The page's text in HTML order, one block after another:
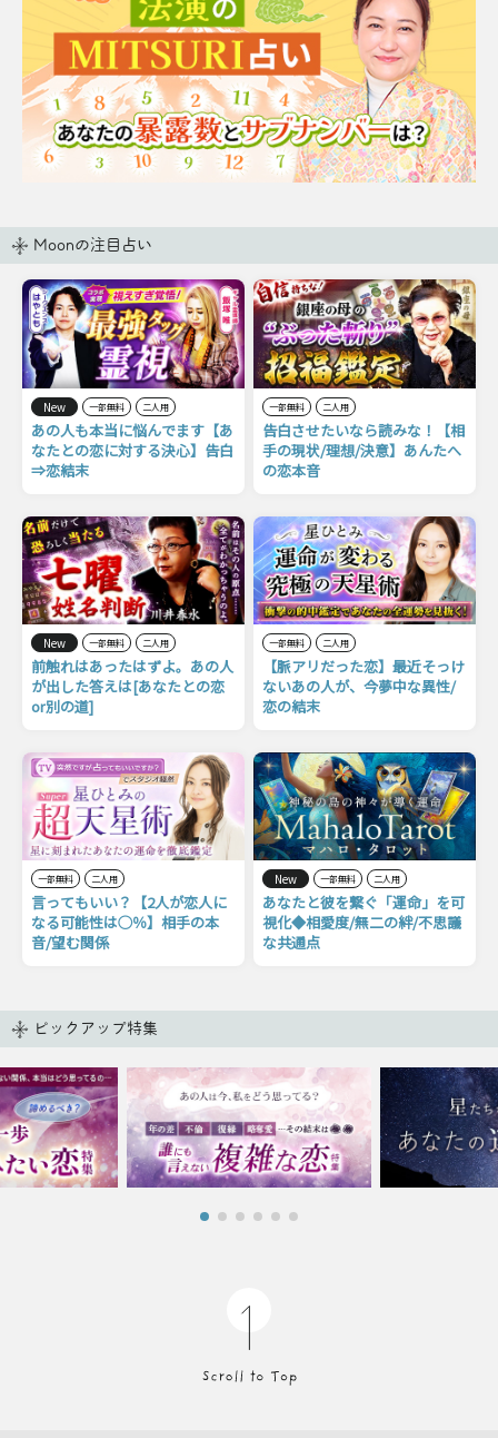
Moonの注目占い
New 一部無料 二人用
あの人も本当に悩んでます【あ
なたとの恋に対する決心】告白
⇒恋結末
一部無料 二人用
告白させたいなら読みな！【相
手の現状/理想/決意】あんたへ
の恋本音
New 一部無料 二人用
前触れはあったはずよ。あの人
が出した答えは[あなたとの恋
or別の道]
一部無料 二人用
【脈アリだった恋】最近そっけ
ないあの人が、今夢中な異性/
恋の結末
一部無料 二人用
言ってもいい？【2人が恋人に
なる可能性は◯％】相手の本
音/望む関係
New 一部無料 二人用
あなたと彼を繋ぐ「運命」を可
視化◆相愛度/無二の絆/不思議
な共通点
ピックアップ特集